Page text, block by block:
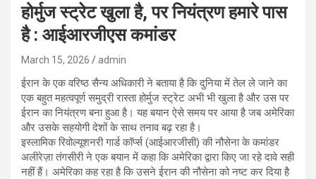
होर्मुज स्ट्रेट खुला है, पर नियंत्रण हमारे पास
है : आईआरजीएस कमांडर
March 15, 2026 admin
ईरान के एक वरिष्ठ सैन्य अधिकारी ने बताया है कि दुनिया में तेल ले जाने का
एक बहुत महत्वपूर्ण समुद्री रास्ता होर्मुज स्ट्रेट अभी भी खुला है और उस पर
ईरान का नियंत्रण बना हुआ है। यह बयान ऐसे समय पर आया है जब अमेरिका
और उसके सहयोगी देशों के साथ तनाव बढ़ रहा है।
इस्लामिक रिवोल्यूशनरी गार्ड कॉर्प्स (आईआरजीसी) की नौसेना के कमांडर
अलीरेज़ा तंगसीरी ने एक बयान में कहा कि अमेरिका द्वारा किए जा रहे दावे सही
नहीं हैं। अमेरिका कह रहा है कि उसने ईरान की नौसेना को नष्ट कर दिया है